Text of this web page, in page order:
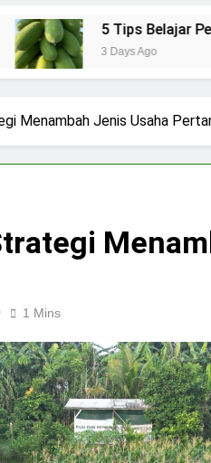
5 Tips Belajar Pengetahuan
3 Days Ago
Menambah Jenis Usaha
1 Mins